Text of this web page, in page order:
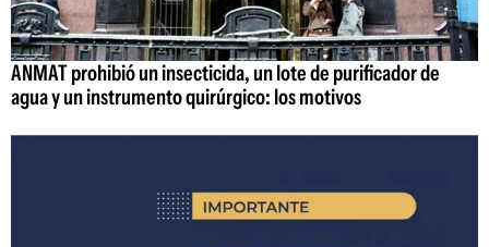
ANMAT prohibió un insecticida, un lote de purificador de
agua y un instrumento quirúrgico: los motivos